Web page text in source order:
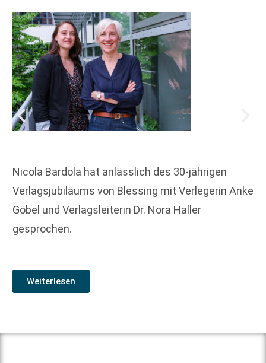
Nicola Bardola hat anlässlich des 30-jährigen
Verlagsjubiläums von Blessing mit Verlegerin Anke
Göbel und Verlagsleiterin Dr. Nora Haller
gesprochen.
Weiterlesen